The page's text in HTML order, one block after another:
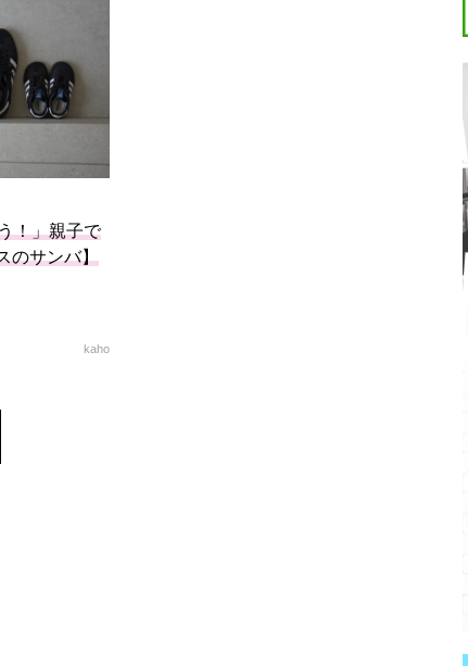
！」親子で
のサンバ】
kaho